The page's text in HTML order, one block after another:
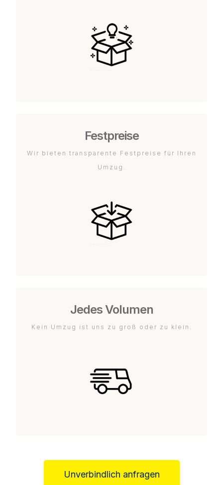
Festpreise
Wir bieten transparente Festpreise für Ihren
Umzug.
Jedes Volumen
Kein Umzug ist uns zu groß oder zu klein.
Unverbindlich anfragen